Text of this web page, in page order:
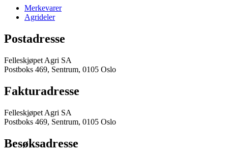
Merkevarer
Agrideler
Postadresse
Felleskjøpet Agri SA
Postboks 469, Sentrum, 0105 Oslo
Fakturadresse
Felleskjøpet Agri SA
Postboks 469, Sentrum, 0105 Oslo
Besøksadresse